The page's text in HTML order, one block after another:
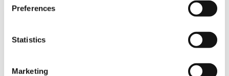
Preferences
Statistics
Marketing